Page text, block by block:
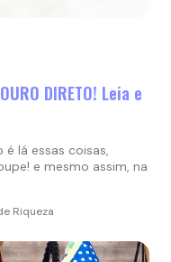
DIRETO! Leia e
lá essas coisas,
e mesmo assim, na
Riqueza